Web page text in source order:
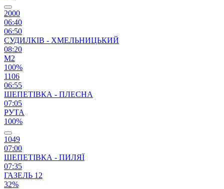
2000
06:40
06:50
СУДИЛКІВ - ХМЕЛЬНИЦЬКИЙ
08:20
М2
100%
1106
06:55
ШЕПЕТІВКА - ПЛЕСНА
07:05
РУТА
100%
1049
07:00
ШЕПЕТІВКА - ПИЛЯЇ
07:35
ГАЗЕЛЬ 12
32%